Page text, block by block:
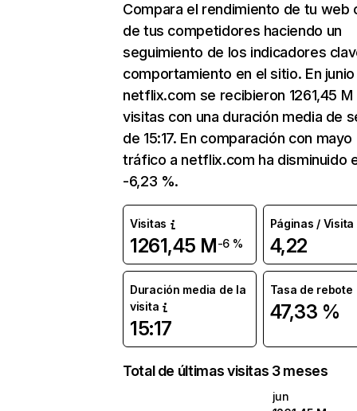
Compara el rendimiento de tu web
de tus competidores haciendo un
seguimiento de los indicadores
comportamiento en el sitio. En junio
netflix.com se recibieron 1261,45 M
visitas con una duración media de
de 15:17. En comparación con mayo
tráfico a netflix.com ha disminuido
-6,23 %.
Visitas
1261,45 M-6 %
Páginas / Visita
4,22
Duración media de la
visita
15:17
Tasa de rebote
47,33 %
Total de últimas visitas 3 meses
jun